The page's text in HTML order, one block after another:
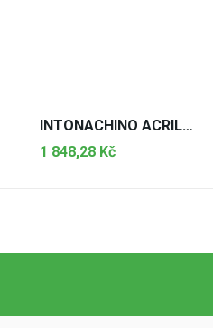
INTONACHINO ACRILSILOSS. BIANCO EXTRA 0,8
1 848,28 Kč